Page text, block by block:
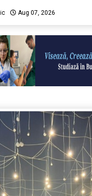
Aug 07, 2026